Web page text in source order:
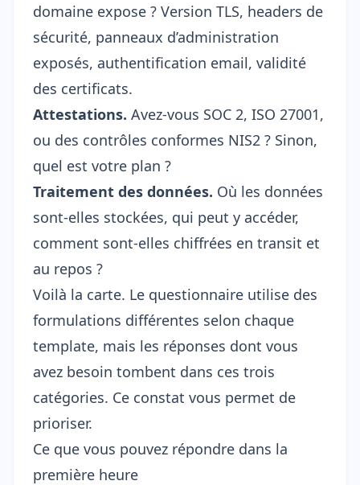
domaine expose ? Version TLS, headers de
sécurité, panneaux d’administration
exposés, authentification email, validité
des certificats.
Attestations. Avez-vous SOC 2, ISO 27001,
ou des contrôles conformes NIS2 ? Sinon,
quel est votre plan ?
Traitement des données. Où les données
sont-elles stockées, qui peut y accéder,
comment sont-elles chiffrées en transit et
au repos ?
Voilà la carte. Le questionnaire utilise des
formulations différentes selon chaque
template, mais les réponses dont vous
avez besoin tombent dans ces trois
catégories. Ce constat vous permet de
prioriser.
Ce que vous pouvez répondre dans la
première heure